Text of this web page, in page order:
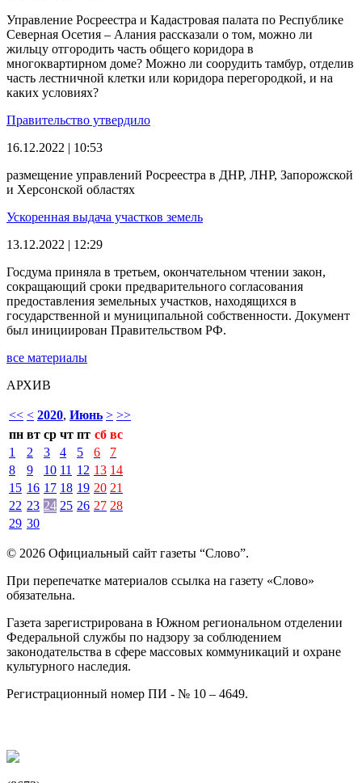
Управление Росреестра и Кадастровая палата по Республике
Северная Осетия – Алания рассказали о том, можно ли
жильцу отгородить часть общего коридора в
многоквартирном доме? Можно ли соорудить тамбур, отделив
часть лестничной клетки или коридора перегородкой, и на
каких условиях?
Правительство утвердило
16.12.2022 | 10:53
размещение управлений Росреестра в ДНР, ЛНР, Запорожской
и Херсонской областях
Ускоренная выдача участков земель
13.12.2022 | 12:29
Госдума приняла в третьем, окончательном чтении закон,
сокращающий сроки предварительного согласования
предоставления земельных участков, находящихся в
государственной и муниципальной собственности. Документ
был инициирован Правительством РФ.
все материалы
АРХИВ
<< < 2020, Июнь > >>
пн вт ср чт пт сб вс
1
2 3 4 5 6
7
8
9 10 11 12 13 14
15 16 17 18 19 20 21
22 23 24 25 26 27 28
29 30
© 2026 Официальный сайт газеты “Слово”.
При перепечатке материалов ссылка на газету «Слово»
обязательна.
Газета зарегистрирована в Южном региональном отделении
Федеральной службы по надзору за соблюдением
законодательства в сфере массовых коммуникаций и охране
культурного наследия.
Регистрационный номер ПИ - № 10 – 4649.